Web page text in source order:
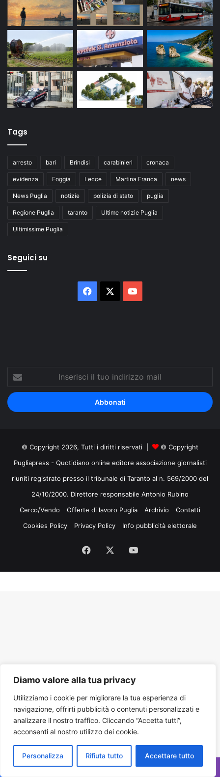
Diamo valore alla tua privacy
Utilizziamo i cookie per migliorare la tua esperienza di
navigazione, offrirti pubblicità o contenuti personalizzati e
analizzare il nostro traffico. Cliccando “Accetta tutti”,
acconsenti al nostro utilizzo dei cookie.
Personalizza Rifiuta tutto Accettare tutto
Tags
arresto bari Brindisi carabinieri cronaca
evidenza Foggia Lecce Martina Franca news
News Puglia notizie polizia di stato puglia
Regione Puglia taranto Ultime notizie Puglia
Ultimissime Puglia
Seguici su
Facebook
tuo
indirizzo
mail
© Copyright 2026, Tutti i diritti riservati |
© Copyright
Pugliapress - Quotidiano online editore associazione giornalisti
riuniti registrato presso il tribunale di Taranto al n. 569/2000 del
24/10/2000. Direttore responsabile Antonio Rubino
Cerco/Vendo
Offerte di lavoro Puglia Archivio
Contatti
Cookies Policy
Privacy Policy Info pubblicità elettorale
Facebook
Tube